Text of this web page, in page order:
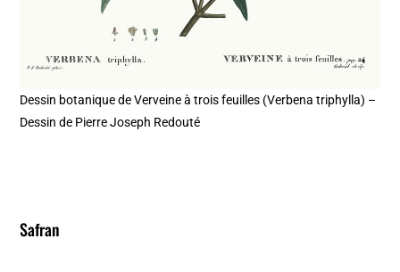
Dessin botanique de Verveine à trois feuilles (Verbena triphylla) –
Dessin de Pierre Joseph Redouté
Safran